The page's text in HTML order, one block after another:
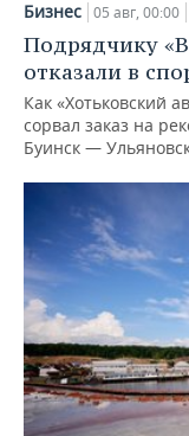
Бизнес 05 авг, 00:00
Подрядчику
отказали в
Как «Хотьковский
сорвал заказ на
Буинск —